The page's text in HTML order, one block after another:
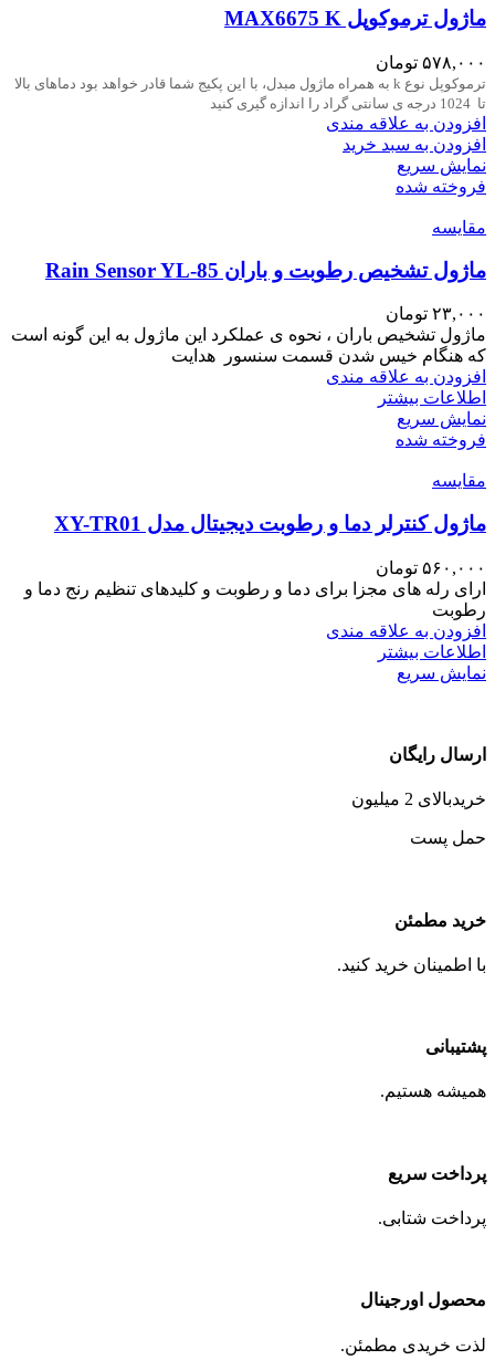
ماژول ترموکوپل MAX6675 K
۵۷۸,۰۰۰ تومان
ترموکوپل نوع k به همراه ماژول مبدل، با این پکیج شما قادر خواهد بود دماهای بالا
تا 1024 درجه ی سانتی گراد را اندازه گیری کنید
افزودن به علاقه مندی
افزودن به سبد خرید
نمایش سریع
فروخته شده
مقايسه
ماژول تشخیص رطوبت و باران Rain Sensor YL-85
۲۳,۰۰۰ تومان
ماژول تشخیص باران ، نحوه ی عملکرد این ماژول به این گونه است
که هنگام خیس شدن قسمت سنسور هدایت
افزودن به علاقه مندی
اطلاعات بیشتر
نمایش سریع
فروخته شده
مقايسه
ماژول کنترلر دما و رطوبت دیجیتال مدل XY-TR01
۵۶۰,۰۰۰ تومان
ارای رله های مجزا برای دما و رطوبت و کلیدهای تنظیم رنج دما و
رطوبت
افزودن به علاقه مندی
اطلاعات بیشتر
نمایش سریع
ارسال رایگان
خریدبالای 2 میلیون
حمل پست
خرید مطمئن
با اطمینان خرید کنید.
پشتیبانی
همیشه هستیم.
پرداخت سریع
پرداخت شتابی.
محصول اورجینال
لذت خریدی مطمئن.